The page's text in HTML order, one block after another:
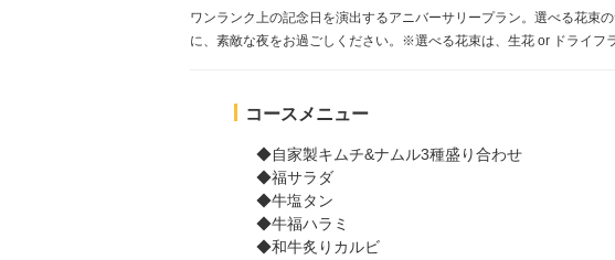
ワンランク上の記念日を演出するアニバーサリープラン。選べる花束
に、素敵な夜をお過ごしください。※選べる花束は、生花 or ドライフ
コースメニュー
◆自家製キムチ&ナムル3種盛り合わせ
◆福サラダ
◆牛塩タン
◆牛福ハラミ
◆和牛炙りカルビ